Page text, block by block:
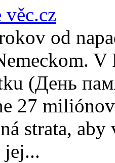
věc.cz
od
V
(День
27
strata,
jej...